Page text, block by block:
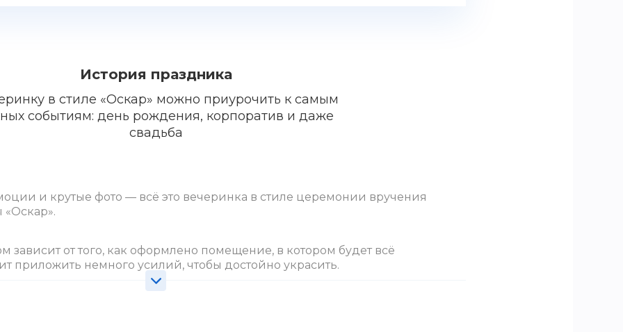
История праздника
в стиле «Оскар» можно приурочить к самым
событиям: день рождения, корпоратив и даже
свадьба
и крутые фото — всё это вечеринка в стиле церемонии вручения
зависит от того, как оформлено помещение, в котором будет всё
приложить немного усилий, чтобы достойно украсить.